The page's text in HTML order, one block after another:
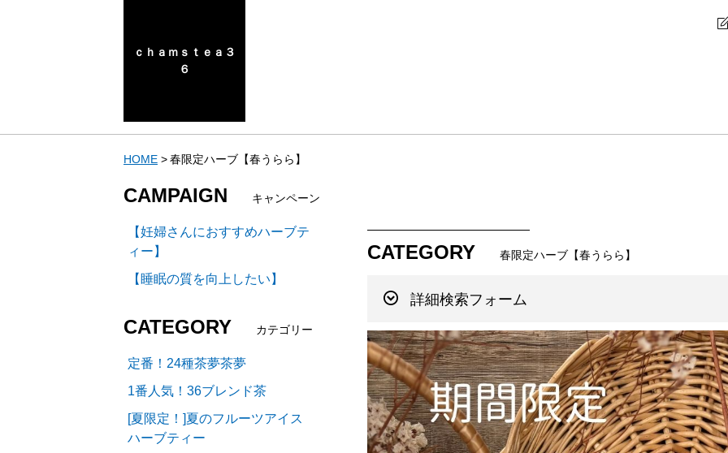
ｃｈａｍｓｔｅａ３
６
HOME 春限定ハーブ【春うらら】
CATEGORY 春限定ハーブ【春うらら】
詳細検索フォーム
CAMPAIGN キャンペーン
【妊婦さんにおすすめハーブテ
ィー】
【睡眠の質を向上したい】
CATEGORY カテゴリー
定番！24種茶夢茶夢
1番人気！36ブレンド茶
[夏限定！]夏のフルーツアイス
ハーブティー